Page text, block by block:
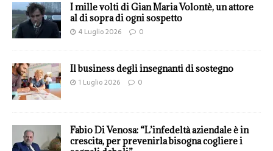
I mille volti di Gian Maria Volontè, un attore
al di sopra di ogni sospetto
4 Luglio 2026 0
Il business degli insegnanti di sostegno
1 Luglio 2026 0
Fabio Di Venosa: “L’infedeltà aziendale è in
crescita, per prevenirla bisogna cogliere i